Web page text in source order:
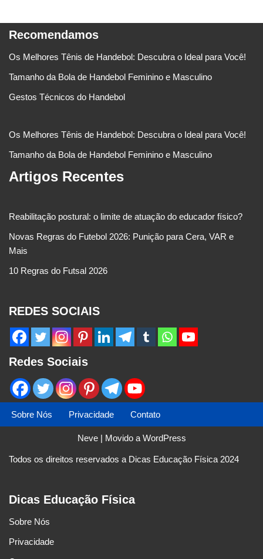
Recomendamos
Os Melhores Tênis de Handebol: Descubra o Ideal para Você!
Tamanho da Bola de Handebol Feminino e Masculino
Gestos Técnicos do Handebol
Os Melhores Tênis de Handebol: Descubra o Ideal para Você!
Tamanho da Bola de Handebol Feminino e Masculino
Artigos Recentes
Reabilitação postural: o limite de atuação do educador físico?
Novas Regras do Futebol 2026: Punição para Cera, VAR e
Mais
10 Regras do Futsal 2026
REDES SOCIAIS
Redes Sociais
Sobre Nós Privacidade Contato
Neve| Movido a WordPress
Todos os direitos reservados a Dicas Educação Física 2024
Dicas Educação Física
Sobre Nós
Privacidade